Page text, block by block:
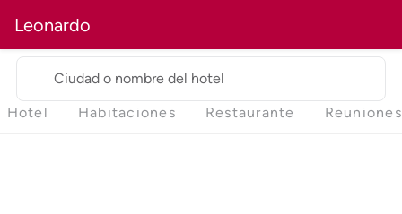
Leonardo
Ciudad o nombre del hotel
Hotel Habitaciones Restaurante